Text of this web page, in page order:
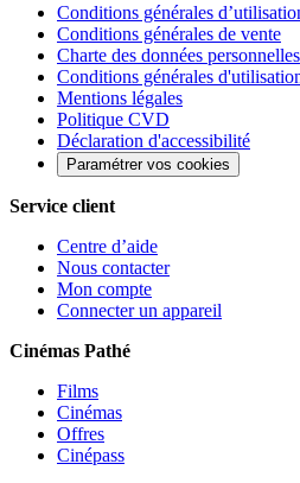
Conditions générales
Conditions générales de vente
Charte des données personnelles
Conditions générales
Mentions légales
Politique CVD
Déclaration d'accessibilité
Paramétrer vos cookies
Service client
Centre d’aide
Nous contacter
Mon compte
Connecter un appareil
Cinémas Pathé
Films
Cinémas
Offres
Cinépass